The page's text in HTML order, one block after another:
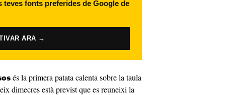
teves fonts preferides de Google de
ARA →
és la primera patata calenta sobre la taula
dimecres està previst que es reuneixi la